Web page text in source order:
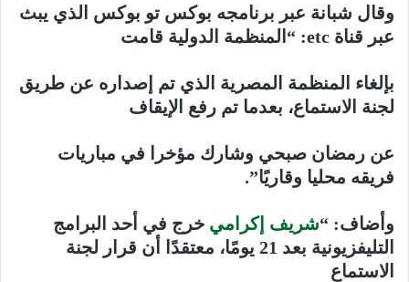
وقال شبانة عبر برنامجه بوكس تو بوكس الذي يبث
عبر قناة etc: “المنظمة الدولية قامت
بإلغاء المنظمة المصرية الذي تم إصداره عن طريق
لجنة الاستماع، بعدما تم رفع الإيقاف
عن رمضان صبحي وشارك مؤخرا في مباريات
فريقه محليا وقاريًا”.
وأضاف: “شريف إكرامي خرج في أحد البرامج
التليفزيونية بعد 21 يومًا، معتقدًا أن قرار لجنة
الاستماع